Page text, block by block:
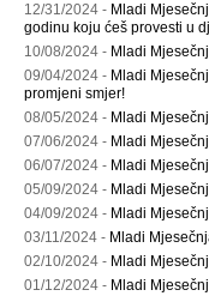
12/31/2024 - Mladi
godinu koju ćeš provesti u
10/08/2024 - Mladi
09/04/2024 - Mladi
promjeni smjer!
08/05/2024 - Mladi
07/06/2024 - Mladi
06/07/2024 - Mladi
05/09/2024 - Mladi
04/09/2024 - Mladi
03/11/2024 - Mladi
02/10/2024 - Mladi
01/12/2024 - Mladi